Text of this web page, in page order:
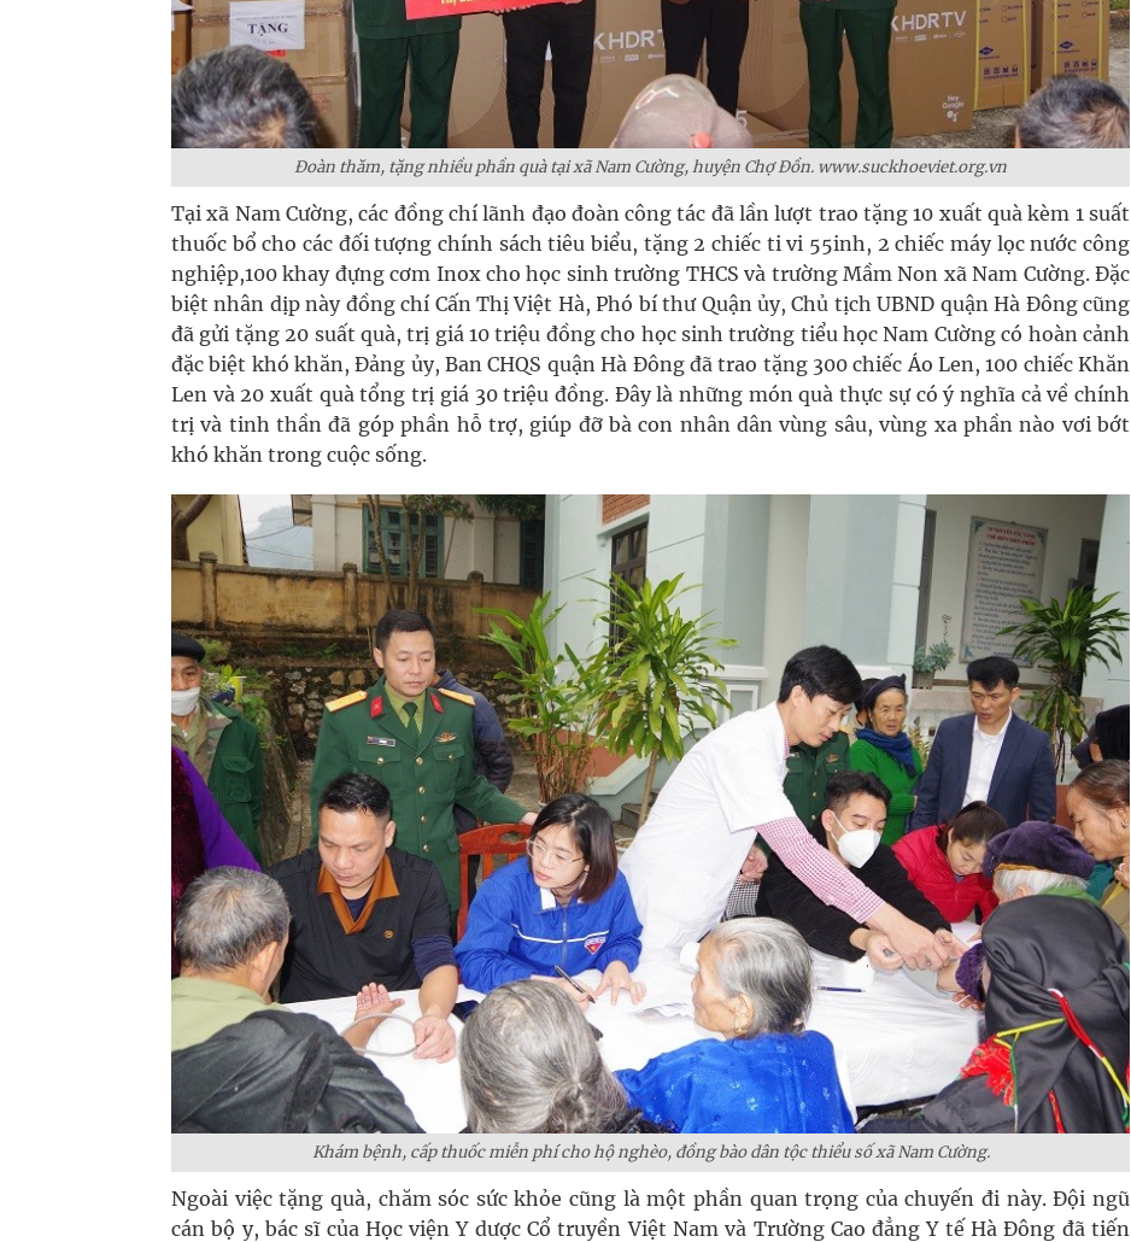
Đoàn thăm, tặng nhiều phần quà tại xã Nam Cường, huyện Chợ Đồn. www.suckhoeviet.org.vn
Tại xã Nam Cường, các đồng chí lãnh đạo đoàn công tác đã lần lượt trao tặng 10 xuất quà kèm 1 suất
thuốc bổ cho các đối tượng chính sách tiêu biểu, tặng 2 chiếc ti vi 55inh, 2 chiếc máy lọc nước công
nghiệp,100 khay đựng cơm Inox cho học sinh trường THCS và trường Mầm Non xã Nam Cường. Đặc
biệt nhân dịp này đồng chí Cấn Thị Việt Hà, Phó bí thư Quận ủy, Chủ tịch UBND quận Hà Đông cũng
đã gửi tặng 20 suất quà, trị giá 10 triệu đồng cho học sinh trường tiểu học Nam Cường có hoàn cảnh
đặc biệt khó khăn, Đảng ủy, Ban CHQS quận Hà Đông đã trao tặng 300 chiếc Áo Len, 100 chiếc Khăn
Len và 20 xuất quà tổng trị giá 30 triệu đồng. Đây là những món quà thực sự có ý nghĩa cả về chính
trị và tinh thần đã góp phần hỗ trợ, giúp đỡ bà con nhân dân vùng sâu, vùng xa phần nào vơi bớt
khó khăn trong cuộc sống.
Khám bệnh, cấp thuốc miễn phí cho hộ nghèo, đồng bào dân tộc thiểu số xã Nam Cường.
Ngoài việc tặng quà, chăm sóc sức khỏe cũng là một phần quan trọng của chuyến đi này. Đội ngũ
cán bộ y, bác sĩ của Học viện Y dược Cổ truyền Việt Nam và Trường Cao đẳng Y tế Hà Đông đã tiến